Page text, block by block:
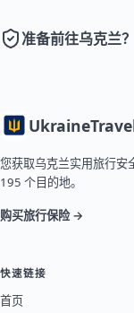
准备前往乌克兰？
Ukraine
您获取乌克兰实用旅行
195 个目的地。
购买旅行保险 →
快速链接
首页